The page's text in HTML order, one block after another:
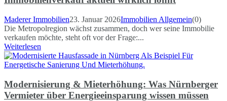
Maderer Immobilien23. Januar 2026Immobilien Allgemein(0)
Die Metropolregion wächst zusammen, doch wer seine Immobilie
verkaufen möchte, steht oft vor der Frage:...
Weiterlesen
Modernisierung & Mieterhöhung: Was Nürnberger
Vermieter über Energieeinsparung wissen müssen